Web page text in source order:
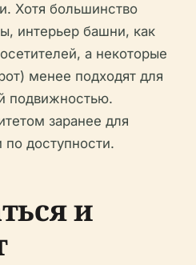
Хотя большинство
интерьер башни, как
а некоторые
менее подходят для
подвижностью.
заранее для
доступности.
и